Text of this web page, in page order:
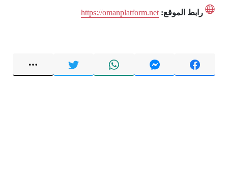
رابط الموقع: https://omanplatform.net